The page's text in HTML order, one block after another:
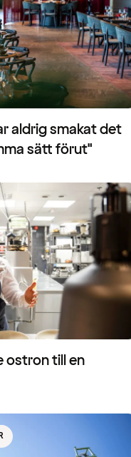
aldrig smakat det
sätt förut"
ostron till en